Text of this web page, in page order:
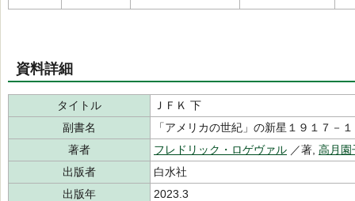
資料詳細
タイトル
ＪＦＫ 下
副書名
「アメリカの世紀」の新星１９１７－
著者
フレドリック・ロゲヴァル ／著, 高月園
出版者
白水社
出版年
2023.3